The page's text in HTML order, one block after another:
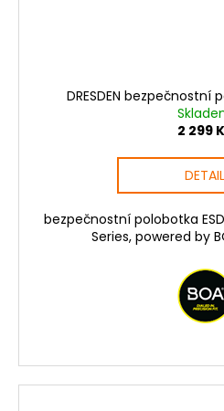
DRESDEN bezpečnostní
2 299
DETAIL
bezpečnostní polobotka ESD
Series, powered by